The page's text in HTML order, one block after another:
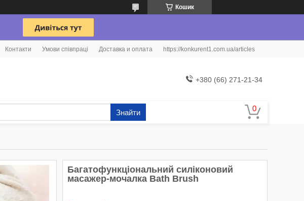
Кошик
Контакти Умови співпраці Доставка и оплата https://konkurent1.com.ua/articles
+380 (66) 271-21-34
Знайти
Багатофункціональний силіконовий
масажер-мочалка Bath Brush